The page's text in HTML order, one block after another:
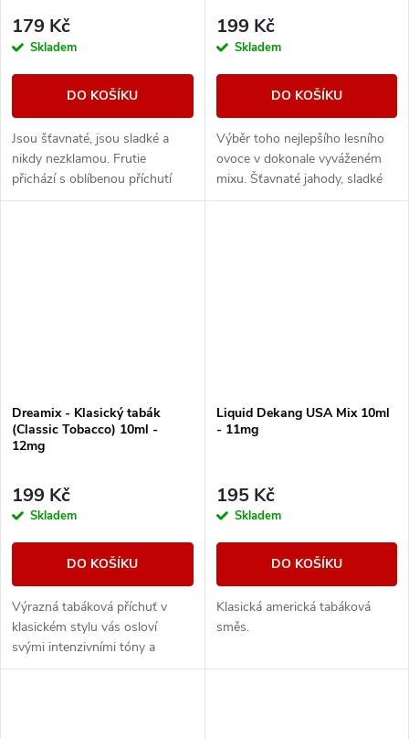
179 Kč
Skladem
DO KOŠÍKU
Jsou šťavnaté, jsou sladké a
nikdy nezklamou. Frutie
přichází s oblíbenou příchutí
borůvek, která vám prostě
199 Kč
Skladem
DO KOŠÍKU
Výběr toho nejlepšího lesního
ovoce v dokonale vyváženém
mixu. Šťavnaté jahody, sladké
maliny nebo vyzrálé borůvky, to
Dreamix - Klasický tabák
(Classic Tobacco) 10ml -
12mg
199 Kč
Skladem
DO KOŠÍKU
Výrazná tabáková příchuť v
klasickém stylu vás osloví
svými intenzivními tóny a
dřevitou dochutí.
Liquid Dekang USA Mix 10ml
- 11mg
195 Kč
Skladem
DO KOŠÍKU
Klasická americká tabáková
směs.